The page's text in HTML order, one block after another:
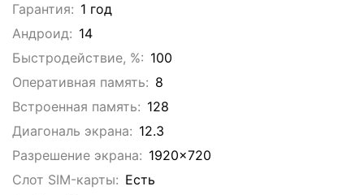
Гарантия: 1 год
Андроид: 14
Быстродействие, %: 100
Оперативная память: 8
Встроенная память: 128
Диагональ экрана: 12.3
Разрешение экрана: 1920x720
Слот SIM-карты: Eсть